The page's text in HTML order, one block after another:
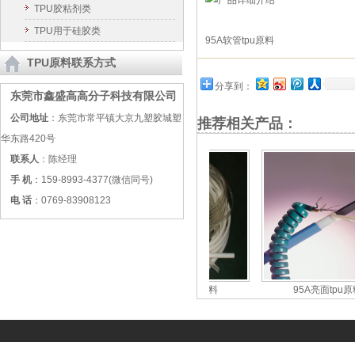
TPU胶粘剂类
TPU用于硅胶类
TPU原料联系方式
东莞市鑫盛高高分子科技有限公司
公司地址 ：东莞市常平镇大京九塑胶城塑
华东路420号
联系人 ：陈经理
手 机 ：159-8993-4377(微信同号)
电 话 ：0769-83908123
95A软管tpu原料
分享到：
推荐相关产品：
95A亮面tpu原料